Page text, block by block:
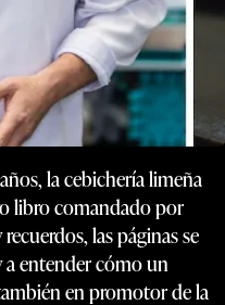
la cebichería limeña
libro comandado por
las páginas se
a entender cómo un
en promotor de la